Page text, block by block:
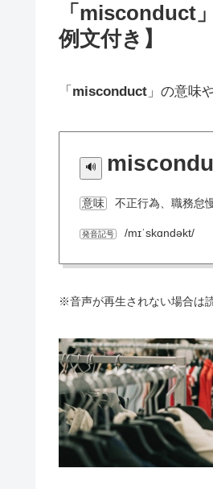
「misconduct
例文付き】
「 misconduct 」の意味
意味 不正行為、職務怠
発音記号 /mɪˈskɑndəkt/
※音声が再生されない場合は